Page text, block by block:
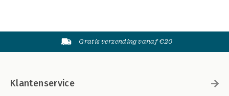
Gratis verzending vanaf €20
Klantenservice